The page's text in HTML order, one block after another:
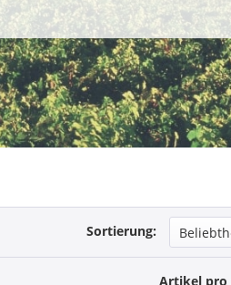
Sortierung:
Artikel pro